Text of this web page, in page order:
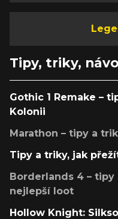
Tipy, triky,
Gothic 1 Remake –
Kolonii
Marathon – tipy a
Tipy a triky, jak
Borderlands 4 –
nejlepší loot
Hollow Knight: